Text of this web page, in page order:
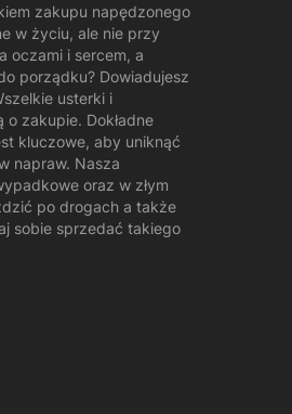
zakupu napędzonego
w życiu, ale nie przy
oczami i sercem, a
porządku? Dowiadujesz
usterki i
zakupie. Dokładne
kluczowe, aby uniknąć
napraw. Nasza
oraz w złym
po drogach a także
sobie sprzedać takiego